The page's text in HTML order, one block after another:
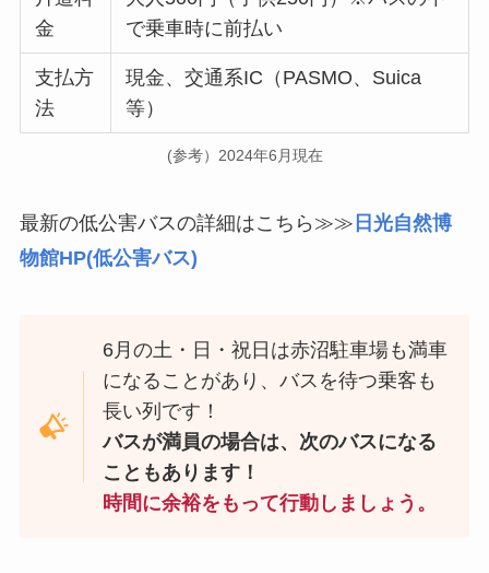
金
で乗車時に前払い
支払方
法
現金、交通系IC（PASMO、Suica
等）
(参考）2024年6月現在
最新の低公害バスの詳細はこちら≫≫ 日光自然博
物館HP(低公害バス)
6月の土・日・祝日は赤沼駐車場も満車
になることがあり、バスを待つ乗客も
長い列です！
バスが満員の場合は、次のバスになる
こともあります！
時間に余裕をもって行動しましょう。